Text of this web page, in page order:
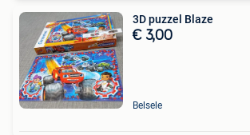
3D puzzel Blaze
€ 3,00
Belsele